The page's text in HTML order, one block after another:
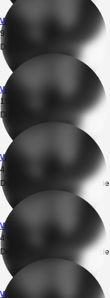
Wrednotta
9.10.2020
Dodał nowy prywatny film.
Wrednotta
19.07.2020
Dodał nowy prywatny film.
Wrednotta
4.09.2019
Dodał nowe prywatne zdjęcie.
Wrednotta
4.08.2019
Dodał nowe prywatne zdjęcie.
Wrednotta